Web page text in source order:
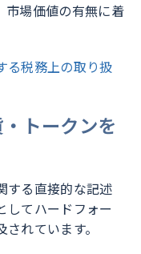
市場価値の有無に着
る税務上の取り扱
トークンを
する直接的な記述
してハードフォー
れています。